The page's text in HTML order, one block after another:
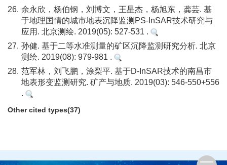
26. 余永欣，杨伯钢，刘博文，王星杰，杨旭东，龚芸. 基
于地理国情的城市地表沉降监测PS-InSAR技术研究与
应用. 北京测绘. 2019(05): 527-531 .
27. 孙健. 基于二等水准测量的矿区沉降监测研究分析. 北京
测绘. 2019(08): 979-981 .
28. 范军林，刘飞鹏，涂梨平. 基于D-InSAR技术的南昌市
地表形变监测研究. 矿产与地质. 2019(03): 546-550+556
.
Other cited types(37)